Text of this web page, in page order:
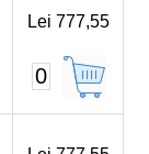
Lei 777,55
0